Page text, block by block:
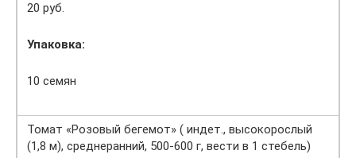
20 руб.
Упаковка:
10 семян
Томат «Розовый бегемот» ( индет., высокорослый
(1,8 м), среднеранний, 500-600 г, вести в 1 стебель)